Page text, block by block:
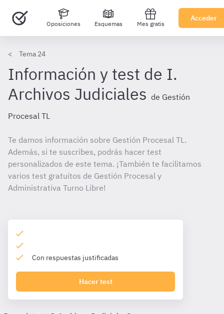
Oposiciones Esquemas Mes gratis
Acceder
Tema 24
Información y test de I.
Archivos Judiciales de Gestión
Procesal TL
Te damos información sobre Gestión Procesal TL.
Además, si te suscribes, podrás hacer test
personalizados de este tema. ¡También te facilitamos
varios test gratuitos de Gestión Procesal y
Administrativa Turno Libre!
Con respuestas justificadas
Hacer test